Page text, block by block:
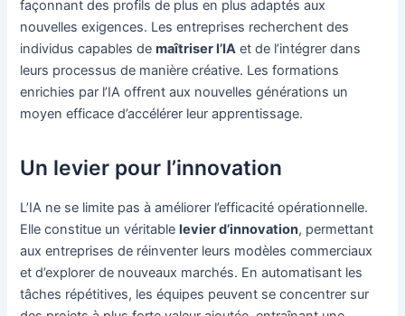
façonnant des profils de plus en plus adaptés aux
nouvelles exigences. Les entreprises recherchent des
individus capables demaîtriser l’IA et de l’intégrer dans
leurs processus de manière créative. Les formations
enrichies par l’IA offrent aux nouvelles générations un
moyen efficace d’accélérer leur apprentissage.
Un levier pour l’innovation
L’IA ne se limite pas à améliorer l’efficacité opérationnelle.
Elle constitue un véritablelevier d’innovation, permettant
aux entreprises de réinventer leurs modèles commerciaux
et d’explorer de nouveaux marchés. En automatisant les
tâches répétitives, les équipes peuvent se concentrer sur